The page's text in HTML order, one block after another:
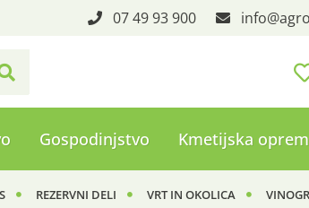
07 49 93 900 info
Gospodinjstvo Kmetijska
REZERVNI DELI VRT IN OKOLICA